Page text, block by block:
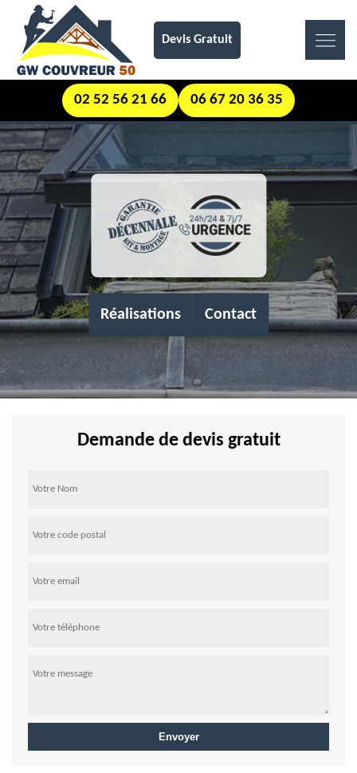
Devis Gratuit
02 52 56 21 66 06 67 20 36 35
Réalisations Contact
Demande de devis gratuit